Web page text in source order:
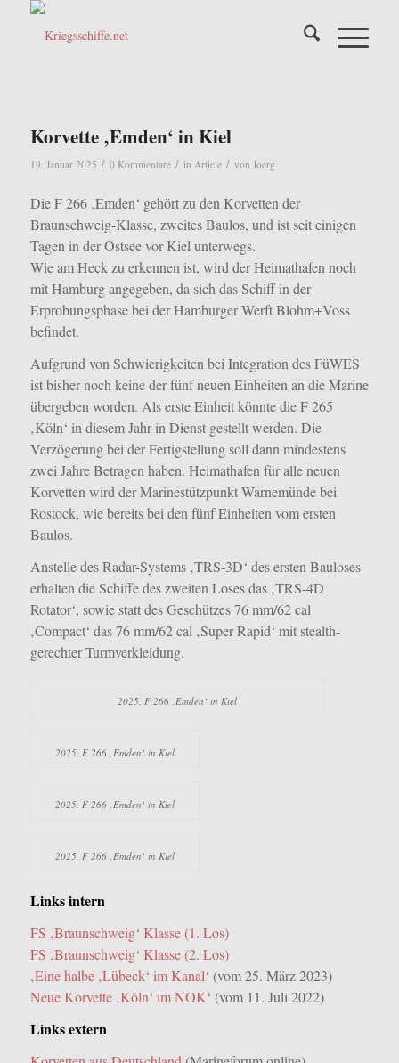
Korvette ‚Emden‘ in Kiel
19. Januar 2025 / 0 Kommentare / in Article / von Joerg
Die F 266 ‚Emden‘ gehört zu den Korvetten der
Braunschweig-Klasse, zweites Baulos, und ist seit einigen
Tagen in der Ostsee vor Kiel unterwegs.
Wie am Heck zu erkennen ist, wird der Heimathafen noch
mit Hamburg angegeben, da sich das Schiff in der
Erprobungsphase bei der Hamburger Werft Blohm+Voss
befindet.
Aufgrund von Schwierigkeiten bei Integration des FüWES
ist bisher noch keine der fünf neuen Einheiten an die Marine
übergeben worden. Als erste Einheit könnte die F 265
‚Köln‘ in diesem Jahr in Dienst gestellt werden. Die
Verzögerung bei der Fertigstellung soll dann mindestens
zwei Jahre Betragen haben. Heimathafen für alle neuen
Korvetten wird der Marinestützpunkt Warnemünde bei
Rostock, wie bereits bei den fünf Einheiten vom ersten
Baulos.
Anstelle des Radar-Systems ‚TRS-3D‘ des ersten Bauloses
erhalten die Schiffe des zweiten Loses das ‚TRS-4D
Rotator‘, sowie statt des Geschützes 76 mm/62 cal
‚Compact‘ das 76 mm/62 cal ‚Super Rapid‘ mit stealth-
gerechter Turmverkleidung.
2025, F 266 ‚Emden‘ in Kiel
2025, F 266 ‚Emden‘ in Kiel
2025, F 266 ‚Emden‘ in Kiel
2025, F 266 ‚Emden‘ in Kiel
Links intern
FS ‚Braunschweig‘ Klasse (1. Los)
FS ‚Braunschweig‘ Klasse (2. Los)
‚Eine halbe ‚Lübeck‘ im Kanal‘ (vom 25. März 2023)
Neue Korvette ‚Köln‘ im NOK‘ (vom 11. Juli 2022)
Links extern